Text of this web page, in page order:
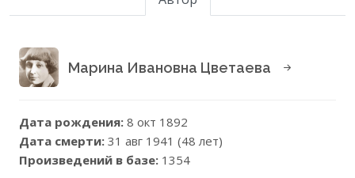
Марина Ивановна Цветаева
Дата рождения: 8 окт 1892
Дата смерти: 31 авг 1941 (48 лет)
Произведений в базе: 1354